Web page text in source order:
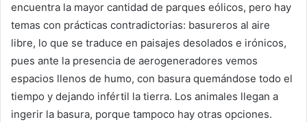
encuentra la mayor cantidad de parques eólicos, pero hay
temas con prácticas contradictorias: basureros al aire
libre, lo que se traduce en paisajes desolados e irónicos,
pues ante la presencia de aerogeneradores vemos
espacios llenos de humo, con basura quemándose todo el
tiempo y dejando infértil la tierra. Los animales llegan a
ingerir la basura, porque tampoco hay otras opciones.